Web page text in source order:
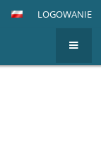
LOGOWANIE